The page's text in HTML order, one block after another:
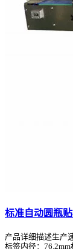
标准自动圆瓶
产品详细描述生产
标签内径：